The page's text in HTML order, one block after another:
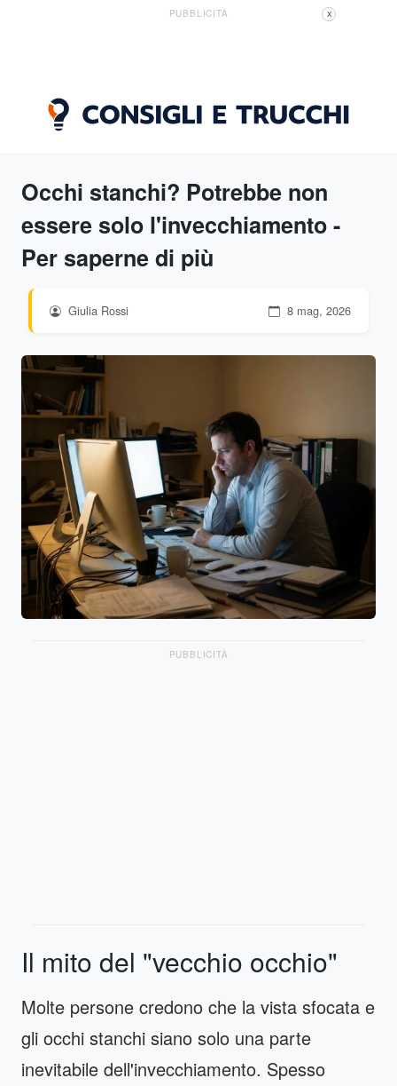
PUBBLICITÀ X
Occhi stanchi? Potrebbe non
essere solo l'invecchiamento -
Per saperne di più
Giulia Rossi 8 mag, 2026
PUBBLICITÀ
Il mito del "vecchio occhio"
Molte persone credono che la vista sfocata e
gli occhi stanchi siano solo una parte
inevitabile dell'invecchiamento. Spesso